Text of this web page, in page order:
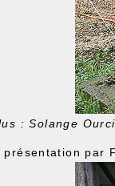
: Solange
présentation par